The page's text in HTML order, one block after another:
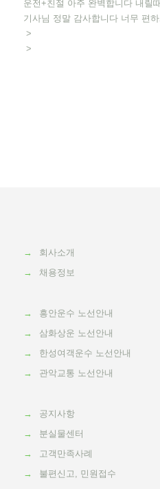
운전+친절 아주 완벽합니다 내릴
기사님 정말 감사합니다 너무 편
>
>
→
회사소개
→
채용정보
→
흥안운수 노선안내
→
삼화상운 노선안내
→
한성여객운수 노선안내
→
관악교통 노선안내
→
공지사항
→
분실물센터
→
고객만족사례
→
불편신고, 민원접수